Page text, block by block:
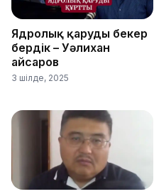
Ядролық қаруды бекер
бердік – Уәлихан
Қайсаров
3 шілде, 2025